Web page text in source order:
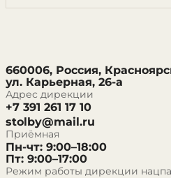
660006, Россия,
ул. Карьерная, 26-а
Адрес дирекции
+7 391 261 17 10
stolby@mail.ru
Приёмная
Пн-чт: 9:00–18:00
Пт: 9:00–17:00
Режим работы дирекции